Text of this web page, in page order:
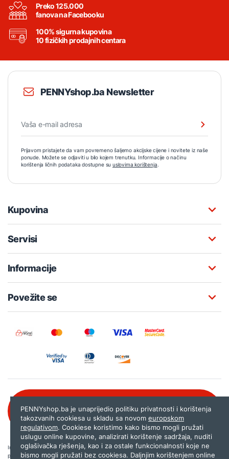
Preko 125.000
fanova na Facebooku
100% sigurna kupovina
10 fizičkih prodajnih centara
PENNYshop.ba Newsletter
Prijavom pristajete da vam povremeno šaljemo akcijske cijene i novitete iz naše
ponude. Možete se odjaviti u bilo kojem trenutku. Informacije o načinu
korištenja ličnih podataka dostupne su uslovima korištenja.
Kupovina
Servisi
Informacije
Povežite se
080 020 261
Internet trgovina PENNYshop.ba nastoji objavljivati samo provjerene i pravilne
podatke. Ako na našoj stranici otkrijete neistinite, odnosno neadekvatne informacije,
PENNYshop.ba je unaprijedio politiku privatnosti i korištenja
takozvanih cookiesa u skladu sa novom europskom
regulativom. Cookiese koristimo kako bismo mogli pružati
uslugu online kupovine, analizirati korištenje sadržaja, nuditi
oglašivačka rješenja, kao i za ostale funkcionalnosti koje ne
bismo mogli pružati bez cookiesa. Daljnjim korištenjem online